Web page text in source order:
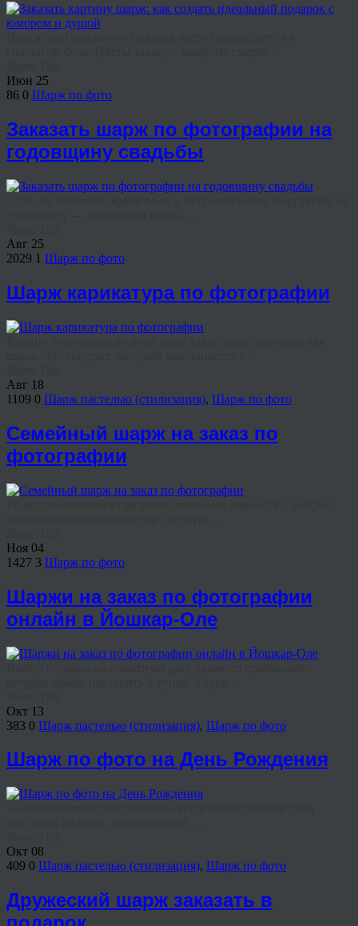
Июн 25
86 0 Шарж по фото
Заказать шарж по фотографии на
годовщину свадьбы
Авг 25
2029 1 Шарж по фото
Шарж карикатура по фотографии
Авг 18
1109 0 Шарж пастелью (стилизация), Шарж по фото
Семейный шарж на заказ по
фотографии
Ноя 04
1427 3 Шарж по фото
Шаржи на заказ по фотографии
онлайн в Йошкар-Оле
Окт 13
383 0 Шарж пастелью (стилизация), Шарж по фото
Шарж по фото на День Рождения
Окт 08
409 0 Шарж пастелью (стилизация), Шарж по фото
Дружеский шарж заказать в